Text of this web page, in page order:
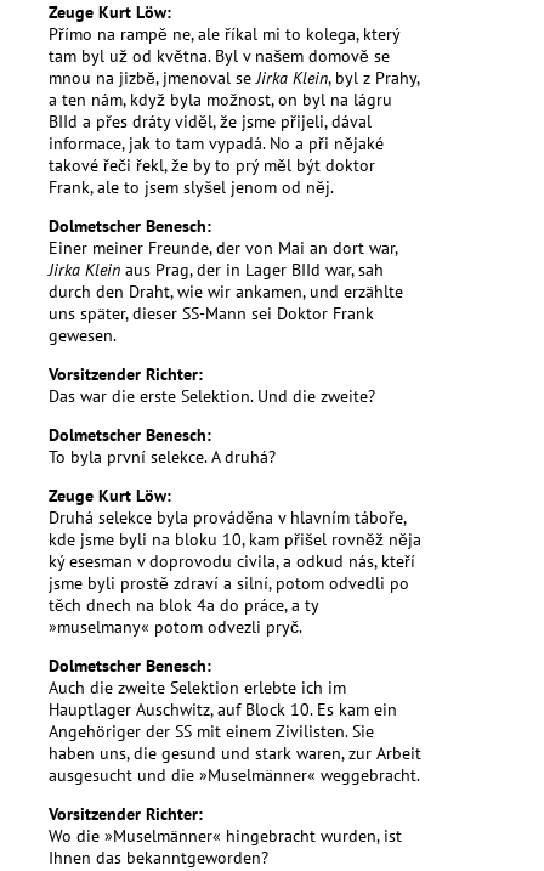
Zeuge Kurt Löw:
Přímo na rampě ne, ale říkal mi to kolega, který
tam byl už od května. Byl v našem domově se
mnou na jizbě, jmenoval seJirka Klein, byl z Prahy,
a ten nám, když byla možnost, on byl na lágru
BIId a přes dráty viděl, že jsme přijeli, dával
informace, jak to tam vypadá. No a při nějaké
takové řeči řekl, že by to prý měl být doktor
Frank, ale to jsem slyšel jenom od něj.
Dolmetscher Benesch:
Einer meiner Freunde, der von Mai an dort war,
Jirka Klein aus Prag, der in Lager BIId war, sah
durch den Draht, wie wir ankamen, und erzählte
uns später, dieser SS-Mann sei Doktor Frank
gewesen.
Vorsitzender Richter:
Das war die erste Selektion. Und die zweite?
Dolmetscher Benesch:
To byla první selekce. A druhá?
Zeuge Kurt Löw:
Druhá selekce byla prováděna v hlavním táboře,
kde jsme byli na bloku 10, kam přišel rovněž něja
ký esesman v doprovodu civila, a odkud nás, kteří
jsme byli prostě zdraví a silní, potom odvedli po
těch dnech na blok 4a do práce, a ty
»muselmany« potom odvezli pryč.
Dolmetscher Benesch:
Auch die zweite Selektion erlebte ich im
Hauptlager Auschwitz, auf Block 10. Es kam ein
Angehöriger der SS mit einem Zivilisten. Sie
haben uns, die gesund und stark waren, zur Arbeit
ausgesucht und die »Muselmänner« weggebracht.
Vorsitzender Richter:
Wo die »Muselmänner« hingebracht wurden, ist
Ihnen das bekanntgeworden?